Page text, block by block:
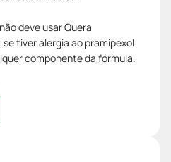
deve usar Quera
tiver alergia ao pramipexol
componente da fórmula.